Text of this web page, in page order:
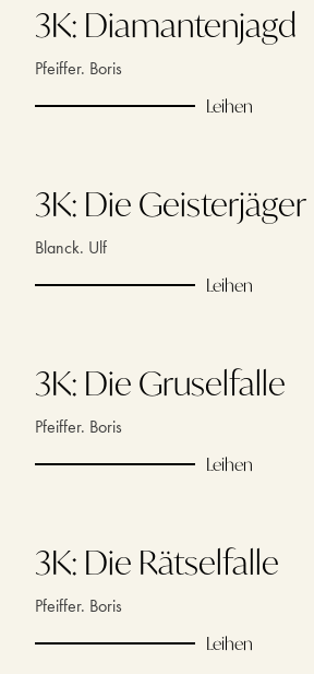
3K: Diamantenjagd
Pfeiffer. Boris
Leihen
3K: Die Geisterjäger
Blanck. Ulf
Leihen
3K: Die Gruselfalle
Pfeiffer. Boris
Leihen
3K: Die Rätselfalle
Pfeiffer. Boris
Leihen